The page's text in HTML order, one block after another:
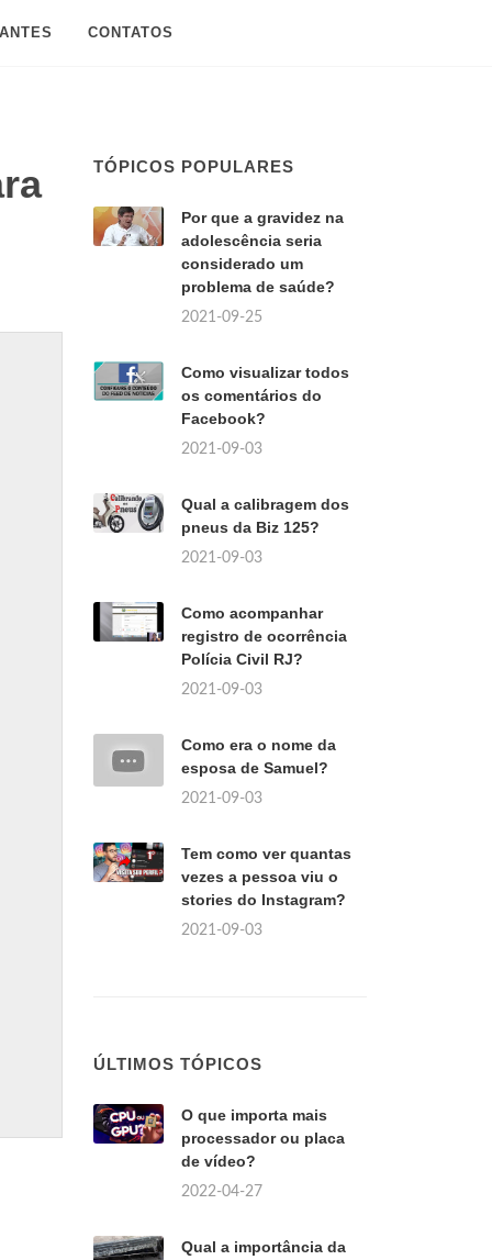
CONTATOS
TÓPICOS POPULARES
Por que a gravidez na
adolescência seria
considerado um
problema de saúde?
2021-09-25
Como visualizar todos
os comentários do
Facebook?
2021-09-03
Qual a calibragem dos
pneus da Biz 125?
2021-09-03
Como acompanhar
registro de ocorrência
Polícia Civil RJ?
2021-09-03
Como era o nome da
esposa de Samuel?
2021-09-03
Tem como ver quantas
vezes a pessoa viu o
stories do Instagram?
2021-09-03
ÚLTIMOS TÓPICOS
O que importa mais
processador ou placa
de vídeo?
2022-04-27
Qual a importância da